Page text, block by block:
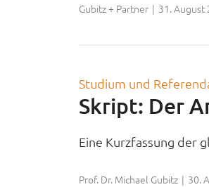
Gubitz + Partner | 31. August
Studium und
Skript: Der
Eine Kurzfassung der
Prof. Dr. Michael Gubitz | 30.